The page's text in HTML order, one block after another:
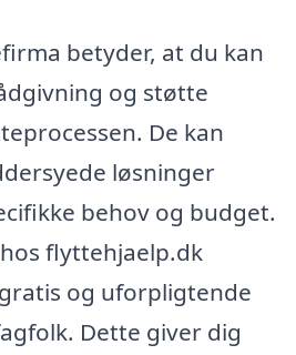
betyder, at du kan
og støtte
De kan
løsninger
behov og budget.
flyttehjaelp.dk
og uforpligtende
Dette giver dig